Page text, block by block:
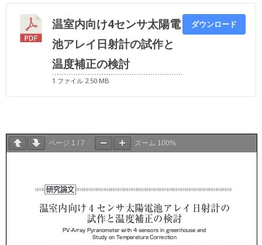
温室内向け4センサ太陽電
池アレイ日射計の試作と
温度補正の検討
1 ファイル 2.50 MB
ダウンロード
ページ 1 / 7 ズーム 100%